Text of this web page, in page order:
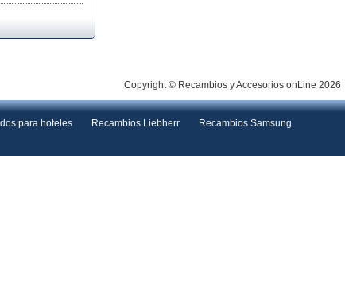
Copyright © Recambios y Accesorios onLine 2026
para hoteles Recambios Liebherr
Recambios Samsung